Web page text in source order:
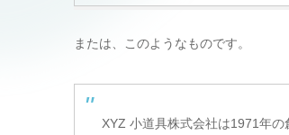
または、このようなものです。
XYZ 小道具株式会社は1971年